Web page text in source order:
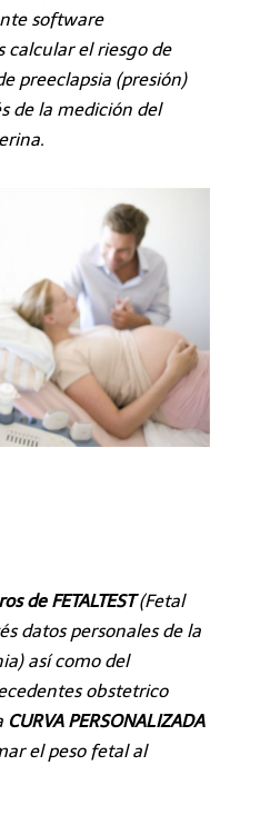
software
calcular el riesgo de
preeclapsia (presión)
de la medición del
de FETALTEST(Fetal
datos personales de la
así como del
obstetrico
CURVA PERSONALIZADA
el peso fetal al